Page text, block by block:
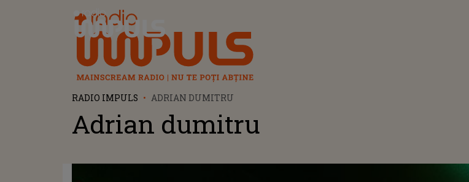
Radio Impuls
RADIO IMPULS ADRIAN DUMITRU
Adrian dumitru